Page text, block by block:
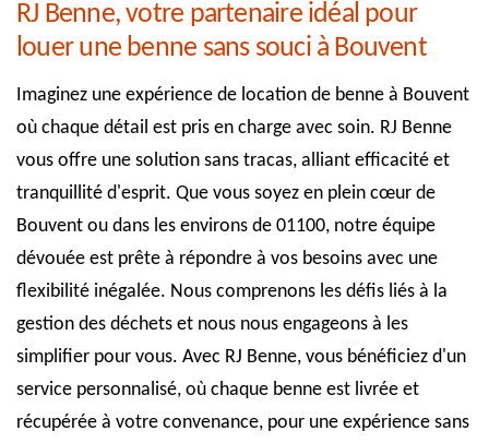
RJ Benne, votre partenaire idéal pour
louer une benne sans souci à Bouvent
Imaginez une expérience de location de benne à Bouvent
où chaque détail est pris en charge avec soin. RJ Benne
vous offre une solution sans tracas, alliant efficacité et
tranquillité d'esprit. Que vous soyez en plein cœur de
Bouvent ou dans les environs de 01100, notre équipe
dévouée est prête à répondre à vos besoins avec une
flexibilité inégalée. Nous comprenons les défis liés à la
gestion des déchets et nous nous engageons à les
simplifier pour vous. Avec RJ Benne, vous bénéficiez d'un
service personnalisé, où chaque benne est livrée et
récupérée à votre convenance, pour une expérience sans